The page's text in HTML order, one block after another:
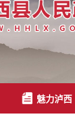
魅力泸西